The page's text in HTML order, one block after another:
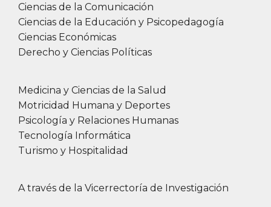
Ciencias de la Comunicación
Ciencias de la Educación y Psicopedagogía
Ciencias Económicas
Derecho y Ciencias Políticas
Medicina y Ciencias de la Salud
Motricidad Humana y Deportes
Psicología y Relaciones Humanas
Tecnología Informática
Turismo y Hospitalidad
A través de la Vicerrectoría de Investigación